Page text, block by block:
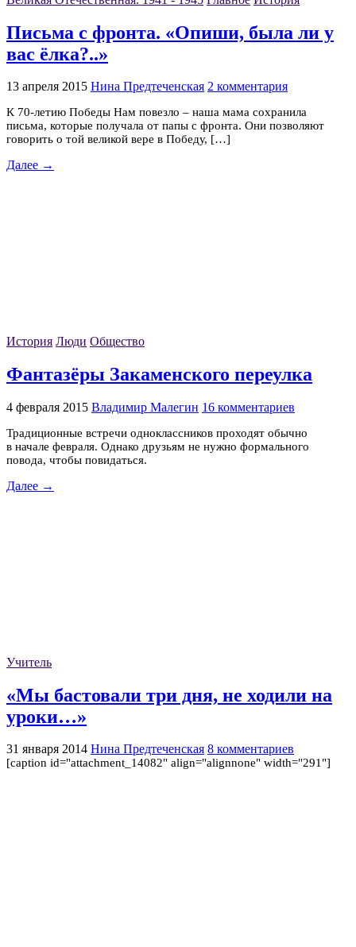
Письма с фронта. «Опиши, была ли у
вас ёлка?..»
13 апреля 2015 Нина Предтеченская 2 комментария
К 70-летию Победы Нам повезло – наша мама сохранила
письма, которые получала от папы с фронта. Они позволяют
говорить о той великой вере в Победу, […]
Далее →
История Люди Общество
Фантазёры Закаменского переулка
4 февраля 2015 Владимир Малегин 16 комментариев
Традиционные встречи одноклассников проходят обычно
в начале февраля. Однако друзьям не нужно формального
повода, чтобы повидаться.
Далее →
Учитель
«Мы бастовали три дня, не ходили на
уроки…»
31 января 2014 Нина Предтеченская 8 комментариев
[caption id="attachment_14082" align="alignnone" width="291"]